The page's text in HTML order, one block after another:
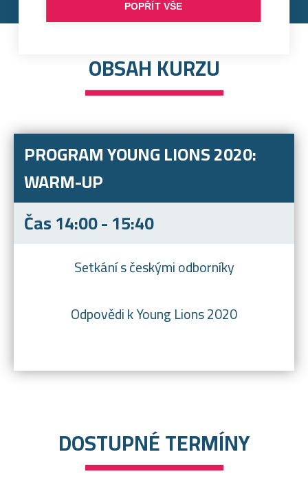
OBSAH KURZU
PROGRAM YOUNG LIONS 2020:
WARM-UP
Čas 14:00 - 15:40
Setkání s českými odborníky
Odpovědi k Young Lions 2020
DOSTUPNÉ TERMÍNY
POPŘÍT VŠE